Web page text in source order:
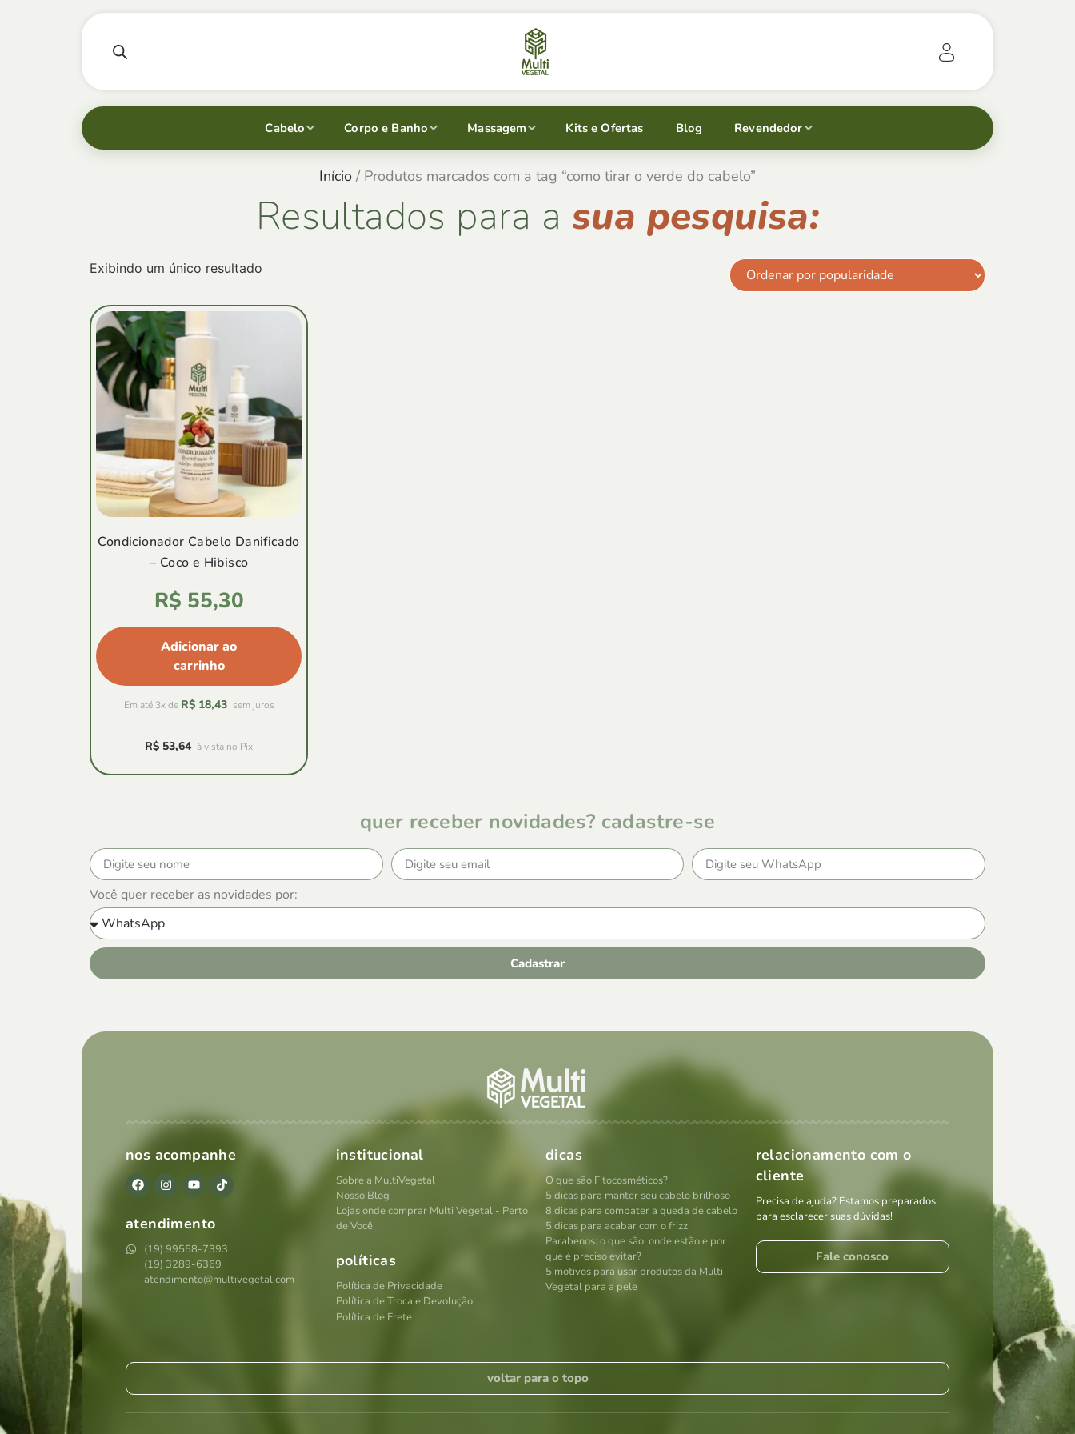
Cabelo Corpo e Banho Massagem Kits e Ofertas Blog Revendedor
Início / Produtos marcados com a tag “como tirar o verde do cabelo”
Resultados para a sua pesquisa:
Exibindo um único resultado
Condicionador Cabelo Danificado
– Coco e Hibisco
4.88
de
5
R$ 55,30
Adicionar ao
carrinho
Em até 3x de R$18,43 sem juros
R$ 53,64 à vista no Pix
quer receber novidades? cadastre-se
Você quer receber as novidades por:
Cadastrar
nos acompanhe
atendimento
(19) 99558-7393
(19) 3289-6369
atendimento@multivegetal.com
institucional
Sobre a MultiVegetal
Nosso Blog
Lojas onde comprar Multi Vegetal - Perto
de Você
políticas
Política de Privacidade
Política de Troca e Devolução
Política de Frete
dicas
O que são Fitocosméticos?
5 dicas para manter seu cabelo brilhoso
8 dicas para combater a queda de cabelo
5 dicas para acabar com o frizz
Parabenos: o que são, onde estão e por
que é preciso evitar?
5 motivos para usar produtos da Multi
Vegetal para a pele
relacionamento com o
cliente
Precisa de ajuda? Estamos preparados
para esclarecer suas dúvidas!
Fale conosco
voltar para o topo